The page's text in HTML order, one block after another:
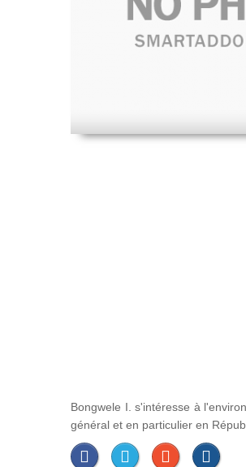
Bongwele I. s'intéresse à
général et en particulier en